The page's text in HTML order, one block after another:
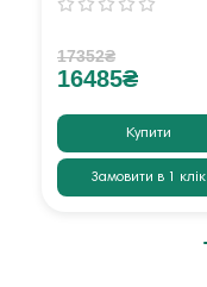
17352₴
16485₴
Купити
Замовити в 1 клік